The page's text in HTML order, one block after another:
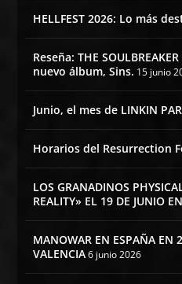
HELLFEST 2026: Lo más
Reseña: THE
nuevo álbum, Sins. 15 junio
Junio, el mes de LINKIN
Horarios del Resurrection
LOS GRANADINOS
REALITY» EL 19 DE JUNIO
MANOWAR EN ESPAÑA EN
VALENCIA 6 junio 2026